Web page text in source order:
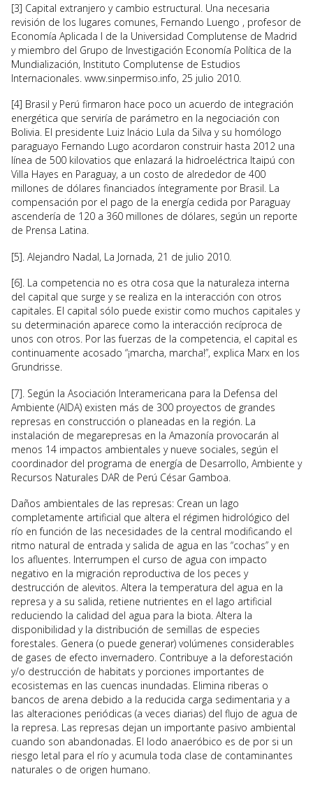
[3] Capital extranjero y cambio estructural. Una necesaria
revisión de los lugares comunes, Fernando Luengo , profesor de
Economía Aplicada I de la Universidad Complutense de Madrid
y miembro del Grupo de Investigación Economía Política de la
Mundialización, Instituto Complutense de Estudios
Internacionales. www.sinpermiso.info, 25 julio 2010.
[4] Brasil y Perú firmaron hace poco un acuerdo de integración
energética que serviría de parámetro en la negociación con
Bolivia. El presidente Luiz Inácio Lula da Silva y su homólogo
paraguayo Fernando Lugo acordaron construir hasta 2012 una
línea de 500 kilovatios que enlazará la hidroeléctrica Itaipú con
Villa Hayes en Paraguay, a un costo de alrededor de 400
millones de dólares financiados íntegramente por Brasil. La
compensación por el pago de la energía cedida por Paraguay
ascendería de 120 a 360 millones de dólares, según un reporte
de Prensa Latina.
[5]. Alejandro Nadal, La Jornada, 21 de julio 2010.
[6]. La competencia no es otra cosa que la naturaleza interna
del capital que surge y se realiza en la interacción con otros
capitales. El capital sólo puede existir como muchos capitales y
su determinación aparece como la interacción recíproca de
unos con otros. Por las fuerzas de la competencia, el capital es
continuamente acosado “¡marcha, marcha!”, explica Marx en los
Grundrisse.
[7]. Según la Asociación Interamericana para la Defensa del
Ambiente (AIDA) existen más de 300 proyectos de grandes
represas en construcción o planeadas en la región. La
instalación de megarepresas en la Amazonía provocarán al
menos 14 impactos ambientales y nueve sociales, según el
coordinador del programa de energía de Desarrollo, Ambiente y
Recursos Naturales DAR de Perú César Gamboa.
Daños ambientales de las represas: Crean un lago
completamente artificial que altera el régimen hidrológico del
río en función de las necesidades de la central modificando el
ritmo natural de entrada y salida de agua en las “cochas” y en
los afluentes. Interrumpen el curso de agua con impacto
negativo en la migración reproductiva de los peces y
destrucción de alevitos. Altera la temperatura del agua en la
represa y a su salida, retiene nutrientes en el lago artificial
reduciendo la calidad del agua para la biota. Altera la
disponibilidad y la distribución de semillas de especies
forestales. Genera (o puede generar) volúmenes considerables
de gases de efecto invernadero. Contribuye a la deforestación
y/o destrucción de habitats y porciones importantes de
ecosistemas en las cuencas inundadas. Elimina riberas o
bancos de arena debido a la reducida carga sedimentaria y a
las alteraciones periódicas (a veces diarias) del flujo de agua de
la represa. Las represas dejan un importante pasivo ambiental
cuando son abandonadas. El lodo anaeróbico es de por si un
riesgo letal para el río y acumula toda clase de contaminantes
naturales o de origen humano.